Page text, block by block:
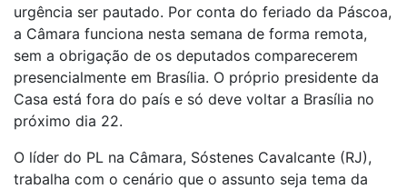
urgência ser pautado. Por conta do feriado da Páscoa,
a Câmara funciona nesta semana de forma remota,
sem a obrigação de os deputados comparecerem
presencialmente em Brasília. O próprio presidente da
Casa está fora do país e só deve voltar a Brasília no
próximo dia 22.
O líder do PL na Câmara, Sóstenes Cavalcante (RJ),
trabalha com o cenário que o assunto seja tema da